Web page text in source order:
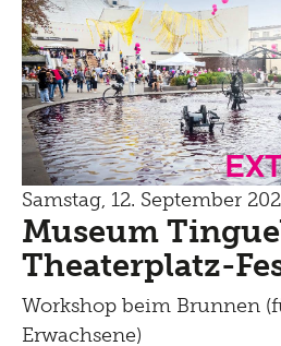
Samstag, 12. September
Museum
Theaterplatz-
Workshop beim Brunnen
Erwachsene)